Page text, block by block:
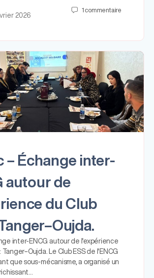
2026
1 commentaire
– Échange inter-
autour de
du Club
inter-ENCG autour de l'expérience
Tanger–Oujda. Le Club ESS de l'ENCG
que sous-mécanisme, a organisé un